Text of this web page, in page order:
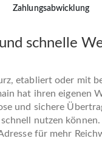
Zahlungsabwicklung
schnelle
etabliert oder mit
hat ihren eigenen
und sichere
nutzen
für mehr